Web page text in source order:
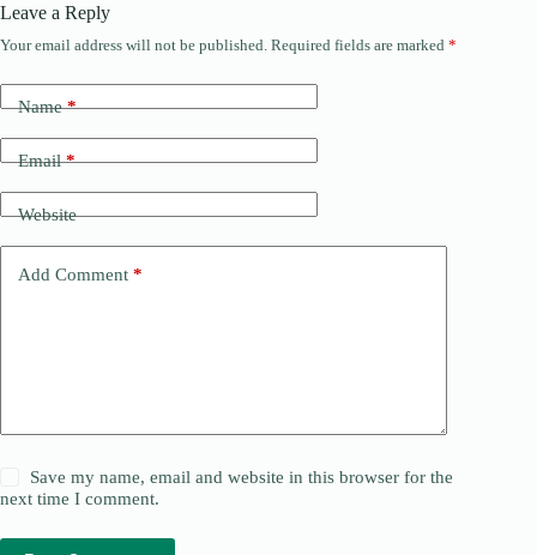
Leave a Reply
Your email address will not be published. Required fields are marked *
Name*
Email*
Website
Add Comment *
Save my name, email and website in this browser for the
next time I comment.